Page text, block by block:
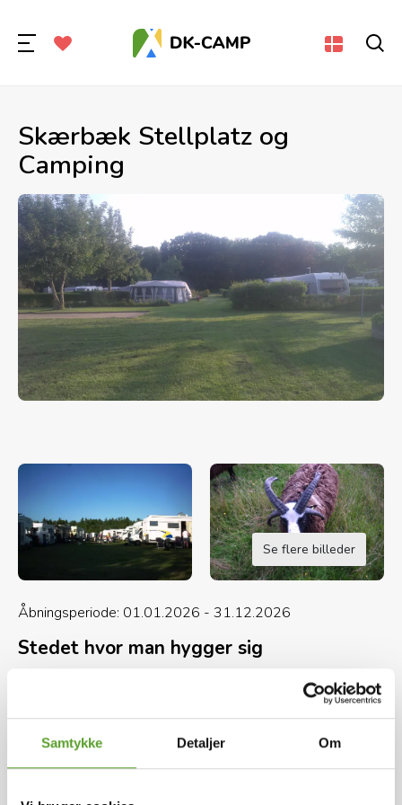
Samtykke Detaljer Om
Skærbæk Stellplatz og
Camping
Se flere billeder
Åbningsperiode: 01.01.2026 - 31.12.2026
Stedet hvor man hygger sig
Vi er en lille hyggelig plads med 140 enheder.
Ved siden af ligger Skærbæk Autocamperplads.
Pladsen ligger på kanten af Nationalpark
Kort og kontaktinfo Hele beskrivelsen